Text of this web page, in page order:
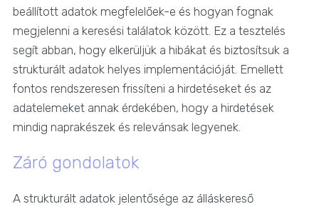
beállított adatok megfelelőek-e és hogyan fognak
megjelenni a keresési találatok között. Ez a tesztelés
segít abban, hogy elkerüljük a hibákat és biztosítsuk a
strukturált adatok helyes implementációját. Emellett
fontos rendszeresen frissíteni a hirdetéseket és az
adatelemeket annak érdekében, hogy a hirdetések
mindig naprakészek és relevánsak legyenek.
Záró gondolatok
A strukturált adatok jelentősége az álláskereső